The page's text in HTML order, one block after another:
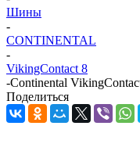
Шины
-
CONTINENTAL
-
VikingContact 8
-Continental
Поделиться